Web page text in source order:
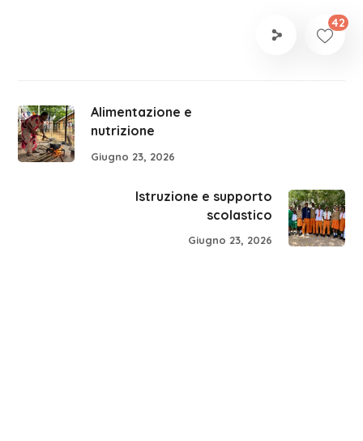
42
Alimentazione e
nutrizione
Giugno 23, 2026
Istruzione e supporto
scolastico
Giugno 23, 2026